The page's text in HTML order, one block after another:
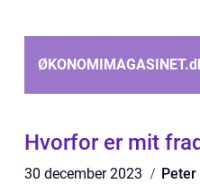
ØKONOMIMAGASINET.
Hvorfor er mit
30 december 2023